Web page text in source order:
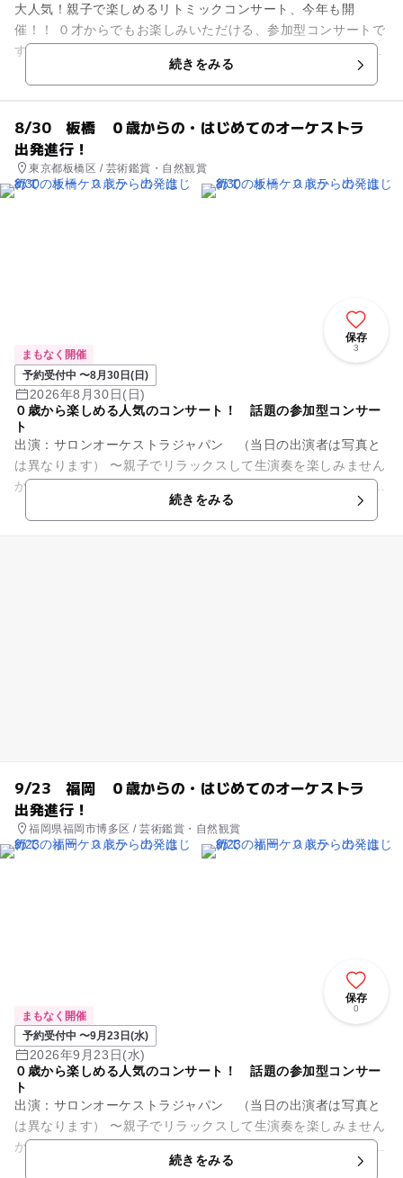
大人気！親子で楽しめるリトミックコンサート、今年も開
催！！ ０才からでもお楽しみいただける、参加型コンサートで
す♫ おともだちと一緒に、音楽に合わせて身体を動かしてみよ
続きをみる
8/30 板橋 ０歳からの・はじめてのオーケストラ
出発進行！
東京都板橋区 / 芸術鑑賞・自然観賞
保存
3
まもなく開催
予約受付中 〜8月30日(日)
2026年8月30日(日)
０歳から楽しめる人気のコンサート！ 話題の参加型コンサー
ト
出演：サロンオーケストラジャパン （当日の出演者は写真と
は異なります） 〜親子でリラックスして生演奏を楽しみません
か？〜 オーディションで選ばれた優秀な演奏家で構成されてお
続きをみる
9/23 福岡 ０歳からの・はじめてのオーケストラ
出発進行！
福岡県福岡市博多区 / 芸術鑑賞・自然観賞
保存
0
まもなく開催
予約受付中 〜9月23日(水)
2026年9月23日(水)
０歳から楽しめる人気のコンサート！ 話題の参加型コンサー
ト
出演：サロンオーケストラジャパン （当日の出演者は写真と
は異なります） 〜親子でリラックスして生演奏を楽しみません
か？〜 オーディションで選ばれた優秀な演奏家で構成されてお
続きをみる